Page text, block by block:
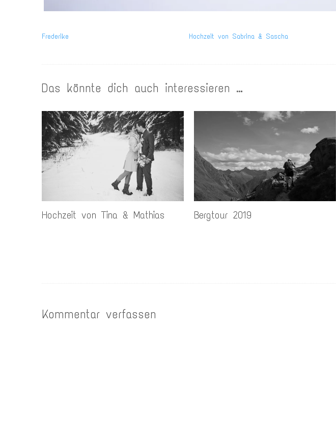
Frederike Hochzeit von Sabrina & Sascha
Das könnte dich auch interessieren …
Hochzeit von Tina & Mathias Bergtour 2019
Kommentar verfassen